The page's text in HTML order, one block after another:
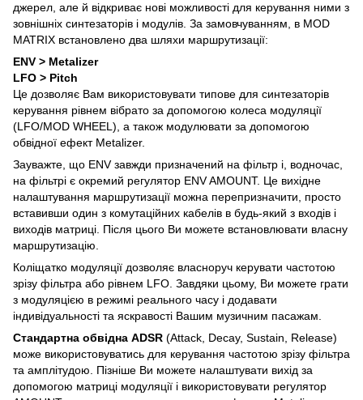
джерел, але й відкриває нові можливості для керування ними з
зовнішніх синтезаторів і модулів. За замовчуванням, в MOD
MATRIX встановлено два шляхи маршрутизації:
ENV > Metalizer
LFO > Pitch
Це дозволяє Вам використовувати типове для синтезаторів
керування рівнем вібрато за допомогою колеса модуляції
(LFO/MOD WHEEL), а також модулювати за допомогою
обвідної ефект Metalizer.
Зауважте, що ENV завжди призначений на фільтр і, водночас,
на фільтрі є окремий регулятор ENV AMOUNT. Це вихідне
налаштування маршрутизації можна перепризначити, просто
вставивши один з комутаційних кабелів в будь-який з входів і
виходів матриці. Після цього Ви можете встановлювати власну
маршрутизацію.
Коліщатко модуляції дозволяє власноруч керувати частотою
зрізу фільтра або рівнем LFO. Завдяки цьому, Ви можете грати
з модуляцією в режимі реального часу і додавати
індивідуальності та яскравості Вашим музичним пасажам.
Стандартна обвідна ADSR (Attack, Decay, Sustain, Release)
може використовуватись для керування частотою зрізу фільтра
та амплітудою. Пізніше Ви можете налаштувати вихід за
допомогою матриці модуляції і використовувати регулятор